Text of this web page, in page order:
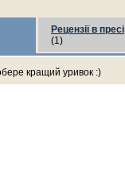
Рецензії в пресі
(1)
кращий уривок :)